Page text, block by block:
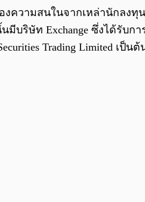
วามสนในจากเหล่านักลงทุ
ษัท Exchange ซึ่งได้รับกา
Trading Limited เป็นต้